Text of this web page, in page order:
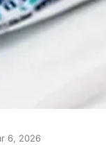
6, 2026